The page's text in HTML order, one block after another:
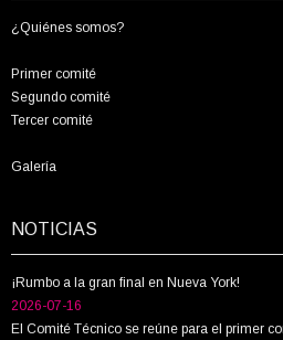
¿Quiénes somos?
Primer comité
Segundo comité
Tercer comité
Galería
NOTICIAS
¡Rumbo a la gran final en Nueva York!
2026-07-16
El Comité Técnico se reúne para el primer